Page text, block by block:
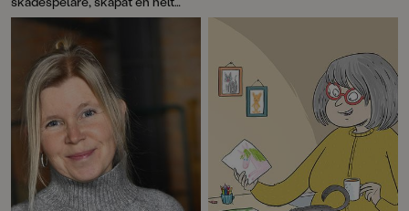
ny deckarserie: "Världens
sämsta detektiver". Den första
boken i serien,
händerna
, bjuder på fniss, knas,
lagom spänning och full fart. För
illustrationerna står Sandra
Fröjd.
glänt och vad är det för märkliga
illustrationerna är signerade Lina
Blixt.